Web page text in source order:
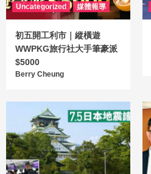
Uncategorized 媒體報導
初五開工利市｜縱橫遊
WWPKG旅行社大手筆豪派
$5000
Berry Cheung